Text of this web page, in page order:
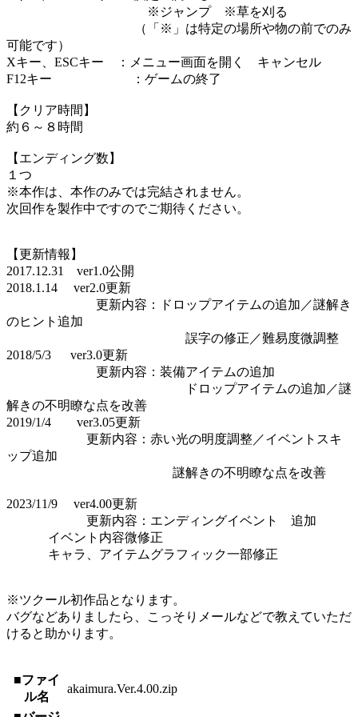
※ジャンプ ※草を刈る
（「※」は特定の場所や物の前でのみ
可能です）
Xキー、ESCキー ：メニュー画面を開く キャンセル
F12キー ：ゲームの終了
【クリア時間】
約６～８時間
【エンディング数】
１つ
※本作は、本作のみでは完結されません。
次回作を製作中ですのでご期待ください。
【更新情報】
2017.12.31 ver1.0公開
2018.1.14 ver2.0更新
更新内容：ドロップアイテムの追加／謎解き
のヒント追加
誤字の修正／難易度微調整
2018/5/3 ver3.0更新
更新内容：装備アイテムの追加
ドロップアイテムの追加／謎
解きの不明瞭な点を改善
2019/1/4 ver3.05更新
更新内容：赤い光の明度調整／イベントスキ
ップ追加
謎解きの不明瞭な点を改善
2023/11/9 ver4.00更新
更新内容：エンディングイベント 追加
イベント内容微修正
キャラ、アイテムグラフィック一部修正
※ツクール初作品となります。
バグなどありましたら、こっそりメールなどで教えていただ
けると助かります。
■ファイ
ル名
akaimura.Ver.4.00.zip